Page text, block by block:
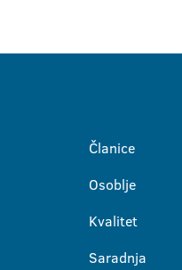
Članice
Osoblje
Kvalitet
Saradnja